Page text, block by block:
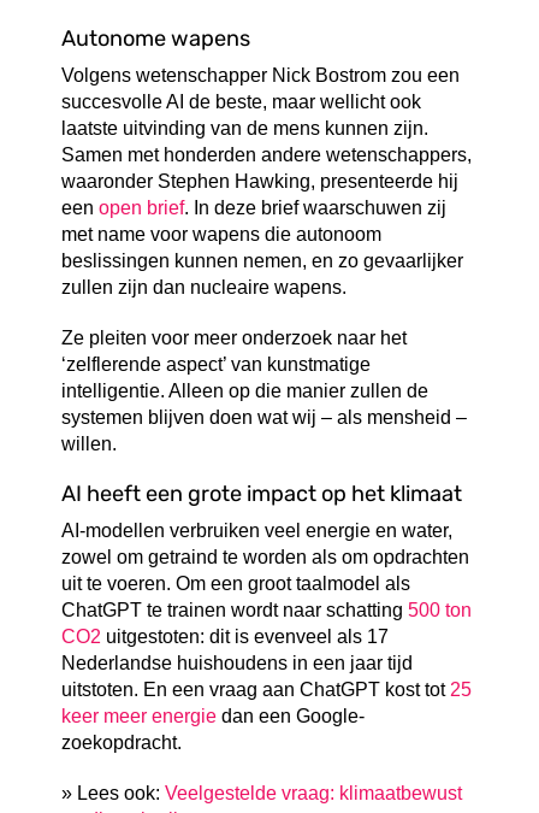
Autonome wapens
Volgens wetenschapper Nick Bostrom zou een
succesvolle AI de beste, maar wellicht ook
laatste uitvinding van de mens kunnen zijn.
Samen met honderden andere wetenschappers,
waaronder Stephen Hawking, presenteerde hij
eenopen brief. In deze brief waarschuwen zij
met name voor wapens die autonoom
beslissingen kunnen nemen, en zo gevaarlijker
zullen zijn dan nucleaire wapens.
Ze pleiten voor meer onderzoek naar het
‘zelflerende aspect’ van kunstmatige
intelligentie. Alleen op die manier zullen de
systemen blijven doen wat wij – als mensheid –
willen.
AI heeft een grote impact op het klimaat
AI-modellen verbruiken veel energie en water,
zowel om getraind te worden als om opdrachten
uit te voeren. Om een groot taalmodel als
ChatGPT te trainen wordt naar schatting500 ton
CO2 uitgestoten: dit is evenveel als 17
Nederlandse huishoudens in een jaar tijd
uitstoten. En een vraag aan ChatGPT kost tot 25
keer meer energie dan een Google-
zoekopdracht.
» Lees ook:Veelgestelde vraag: klimaatbewust